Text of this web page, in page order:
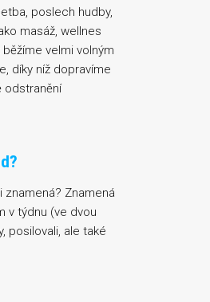
poslech hudby,
masáž, wellnes
velmi volným
díky níž dopravíme
odstranění
Znamená
v týdnu (ve dvou
posilovali, ale také